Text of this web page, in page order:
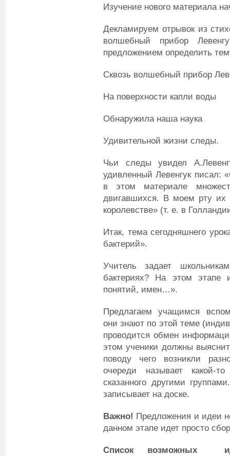
Изучение нового материала
Декламируем отрывок из
волшебный прибор
предложением определить
Сквозь волшебный прибор
На поверхности капли воды
Обнаружила наша наука
Удивительной жизни следы.
Чьи следы увидел
удивленный Левенгук
в этом материале
двигавшихся. В моем рту
королевстве» (т. е. в
Итак, тема сегодняшнего
бактерий».
Учитель задает
бактериях? На этом этапе
понятий, имен…».
Предлагаем учащимся
они знают по этой теме
проводится обмен
этом ученики должны
поводу чего возникли
очереди называет какой-
сказанного другими
записывает на доске.
Важно! Предложения и идеи
данном этапе идет просто
Список возможных